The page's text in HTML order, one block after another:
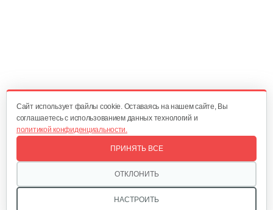
Cайт использует файлы cookie. Оставаясь на нашем сайте, Вы
соглашаетесь с использованием данных технологий и
политикой конфиденциальности.
НАСТРОИТЬ
ОТКЛОНИТЬ
ПРИНЯТЬ ВСЕ